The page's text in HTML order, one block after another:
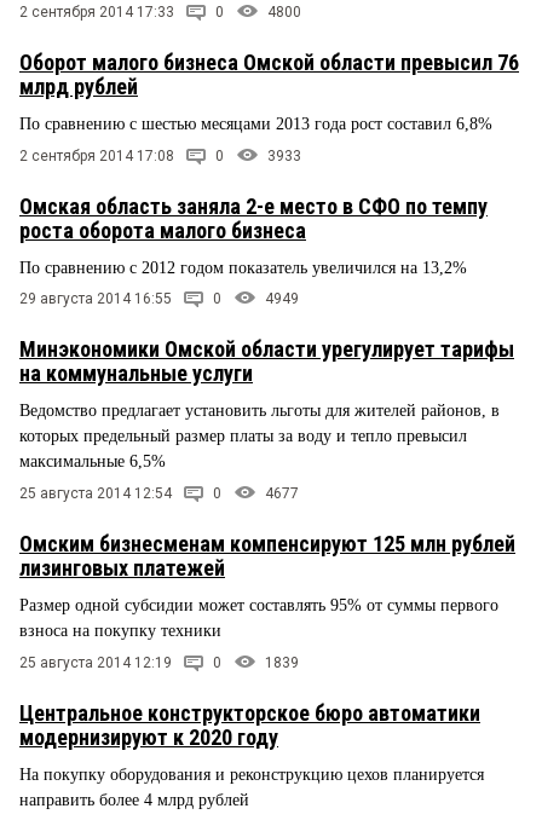
2 сентября 2014 17:33 0 4800
Оборот малого бизнеса Омской области превысил 76
млрд рублей
По сравнению с шестью месяцами 2013 года рост составил 6,8%
2 сентября 2014 17:08 0 3933
Омская область заняла 2-е место в СФО по темпу
роста оборота малого бизнеса
По сравнению с 2012 годом показатель увеличился на 13,2%
29 августа 2014 16:55 0 4949
Минэкономики Омской области урегулирует тарифы
на коммунальные услуги
Ведомство предлагает установить льготы для жителей районов, в
которых предельный размер платы за воду и тепло превысил
максимальные 6,5%
25 августа 2014 12:54 0 4677
Омским бизнесменам компенсируют 125 млн рублей
лизинговых платежей
Размер одной субсидии может составлять 95% от суммы первого
взноса на покупку техники
25 августа 2014 12:19 0 1839
Центральное конструкторское бюро автоматики
модернизируют к 2020 году
На покупку оборудования и реконструкцию цехов планируется
направить более 4 млрд рублей